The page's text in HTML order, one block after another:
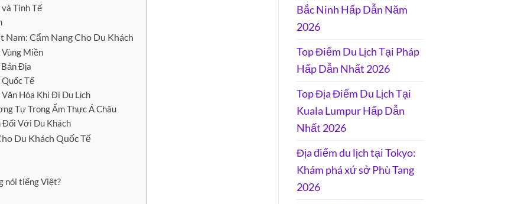
Tinh Tế
Cẩm Nang Cho Du Khách
Vùng Miền
Địa
Tế
Hóa Khi Đi Du Lịch
Tự Trong Ẩm Thực Á Châu
Đối Với Du Khách
Du Khách Quốc Tế
nói tiếng Việt?
Bắc Ninh Hấp Dẫn Năm
2026
Top Điểm Du Lịch Tại Pháp
Hấp Dẫn Nhất 2026
Top Địa Điểm Du Lịch Tại
Kuala Lumpur Hấp Dẫn
Nhất 2026
Địa điểm du lịch tại Tokyo:
Khám phá xứ sở Phù Tang
2026